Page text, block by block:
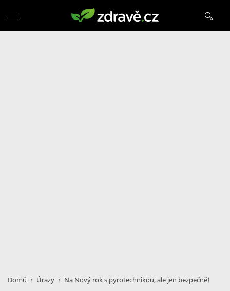
Domů Úrazy Na Nový rok s pyrotechnikou, ale jen bezpečně!